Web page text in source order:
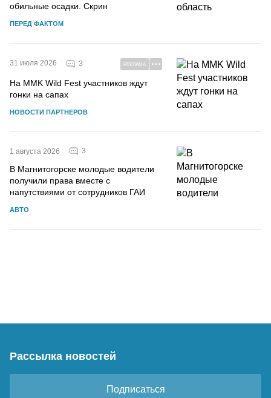
обильные осадки. Скрин
ПЕРЕД ФАКТОМ
31 июля 2026 3 РЕКЛАМА
На MMK Wild Fest участников ждут
гонки на сапах
НОВОСТИ ПАРТНЕРОВ
1 августа 2026 3
В Магнитогорске молодые водители
получили права вместе с
напутствиями от сотрудников ГАИ
АВТО
Рассылка новостей
Подписаться